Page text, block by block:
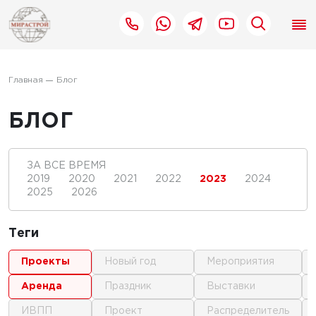
Главная Блог
БЛОГ
ЗА ВСЕ ВРЕМЯ
2019
2020 2021 2022 2023
2024
2025
2026
Теги
проекты
аренда
ИВПП
новый год
праздник
проект
мероприятия
выставки
распределитель